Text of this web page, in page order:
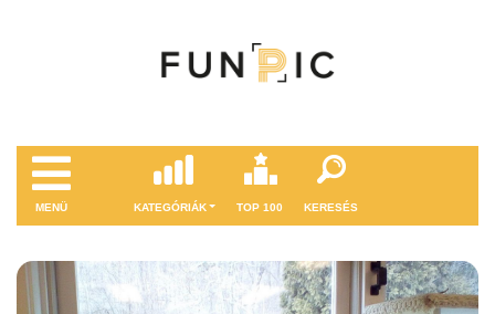
MENÜ KATEGÓRIÁK TOP 100 KERESÉS